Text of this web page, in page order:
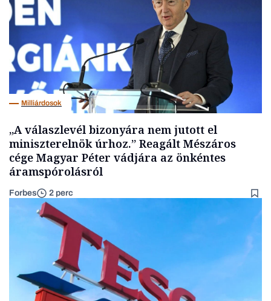
Milliárdosok
„A válaszlevél bizonyára nem jutott el
miniszterelnök úrhoz.” Reagált Mészáros
cége Magyar Péter vádjára az önkéntes
áramspórolásról
Forbes 2 perc